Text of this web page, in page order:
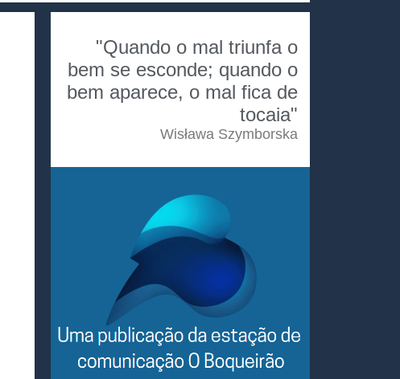
"Quando o mal triunfa o
bem se esconde; quando o
bem aparece, o mal fica de
tocaia"
Wisława Szymborska